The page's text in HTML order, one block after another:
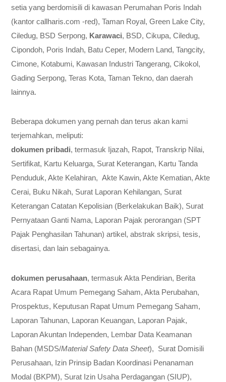
setia yang berdomisili di kawasan Perumahan Poris Indah
(kantor callharis.com -red), Taman Royal, Green Lake City,
Ciledug, BSD Serpong, Karawaci, BSD, Cikupa, Ciledug,
Cipondoh, Poris Indah, Batu Ceper, Modern Land, Tangcity,
Cimone, Kotabumi, Kawasan Industri Tangerang, Cikokol,
Gading Serpong, Teras Kota, Taman Tekno, dan daerah
lainnya.
Beberapa dokumen yang pernah dan terus akan kami
terjemahkan, meliputi:
dokumen pribadi, termasuk Ijazah, Rapot, Transkrip Nilai,
Sertifikat, Kartu Keluarga, Surat Keterangan, Kartu Tanda
Penduduk, Akte Kelahiran, Akte Kawin, Akte Kematian, Akte
Cerai, Buku Nikah, Surat Laporan Kehilangan, Surat
Keterangan Catatan Kepolisian (Berkelakukan Baik), Surat
Pernyataan Ganti Nama, Laporan Pajak perorangan (SPT
Pajak Penghasilan Tahunan) artikel, abstrak skripsi, tesis,
disertasi, dan lain sebagainya.
dokumen perusahaan, termasuk Akta Pendirian, Berita
Acara Rapat Umum Pemegang Saham, Akta Perubahan,
Prospektus, Keputusan Rapat Umum Pemegang Saham,
Laporan Tahunan, Laporan Keuangan, Laporan Pajak,
Laporan Akuntan Independen, Lembar Data Keamanan
Bahan (MSDS/Material Safety Data Sheet), Surat Domisili
Perusahaan, Izin Prinsip Badan Koordinasi Penanaman
Modal (BKPM), Surat Izin Usaha Perdagangan (SIUP),